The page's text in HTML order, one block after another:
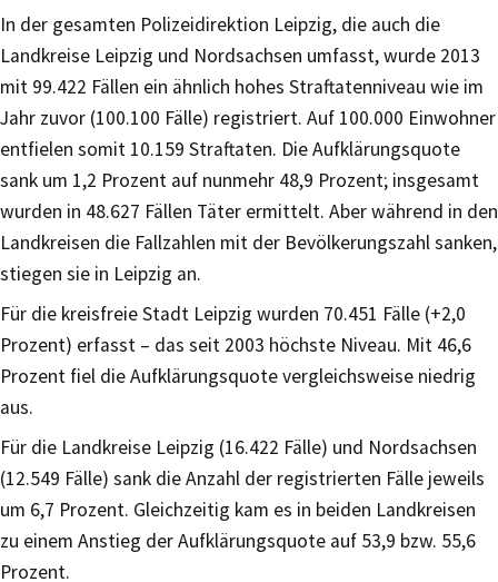
In der gesamten Polizeidirektion Leipzig, die auch die
Landkreise Leipzig und Nordsachsen umfasst, wurde 2013
mit 99.422 Fällen ein ähnlich hohes Straftatenniveau wie im
Jahr zuvor (100.100 Fälle) registriert. Auf 100.000 Einwohner
entfielen somit 10.159 Straftaten. Die Aufklärungsquote
sank um 1,2 Prozent auf nunmehr 48,9 Prozent; insgesamt
wurden in 48.627 Fällen Täter ermittelt. Aber während in den
Landkreisen die Fallzahlen mit der Bevölkerungszahl sanken,
stiegen sie in Leipzig an.
Für die kreisfreie Stadt Leipzig wurden 70.451 Fälle (+2,0
Prozent) erfasst – das seit 2003 höchste Niveau. Mit 46,6
Prozent fiel die Aufklärungsquote vergleichsweise niedrig
aus.
Für die Landkreise Leipzig (16.422 Fälle) und Nordsachsen
(12.549 Fälle) sank die Anzahl der registrierten Fälle jeweils
um 6,7 Prozent. Gleichzeitig kam es in beiden Landkreisen
zu einem Anstieg der Aufklärungsquote auf 53,9 bzw. 55,6
Prozent.